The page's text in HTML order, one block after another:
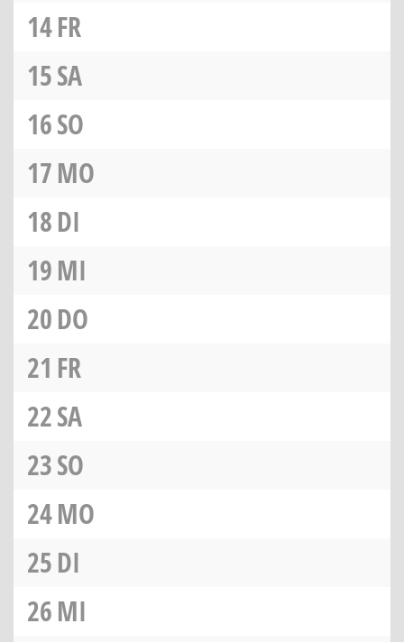
14FR
15SA
16SO
17MO
18DI
19MI
20DO
21 FR
22SA
23SO
24MO
25DI
26MI